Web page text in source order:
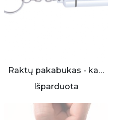
Raktų pakabukas - kapsulė
Išparduota